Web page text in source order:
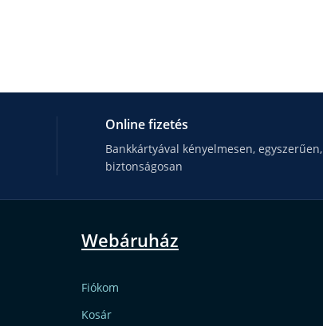
Online fizetés
Bankkártyával kényelmesen, egyszerűen,
biztonságosan
Webáruház
Fiókom
Kosár